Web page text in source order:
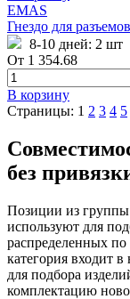
EMAS
Гнездо для
8-10 дней: 2 шт
От 1 354.68
В корзину
Страницы: 1 2 3 4 5
без
Позиции из группы
используют для
распределенных
категория входит
для подбора
комплектацию